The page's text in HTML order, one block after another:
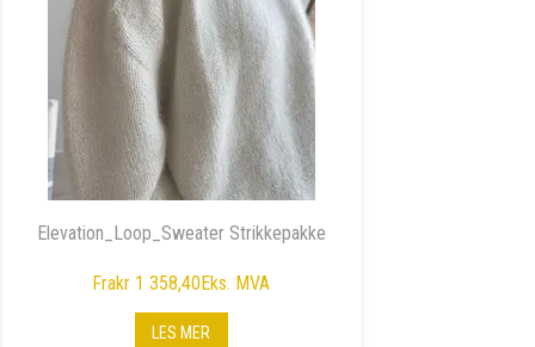
Elevation_Loop_Sweater Strikkepakke
Frakr 1 358,40Eks. MVA
LES MER